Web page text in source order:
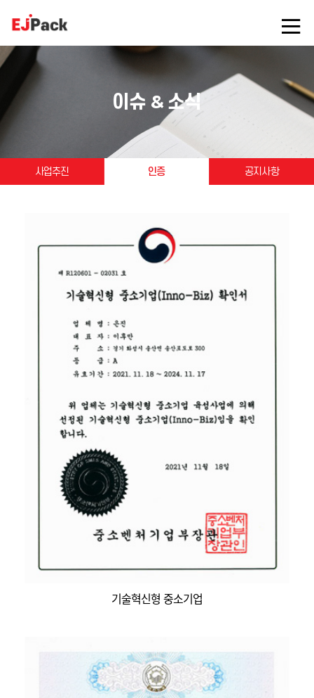
이슈 & 소식
사업추진 인증 공지사항
기술혁신형 중소기업